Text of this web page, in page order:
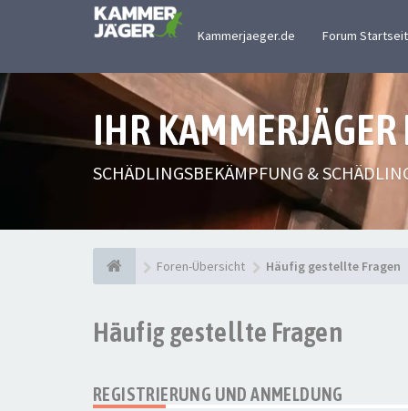
Kammerjaeger.de Forum
IHR
SCHÄDLINGSBEKÄMPFUNG &
Foren-Übersicht Häufig gestellte Fragen
Häufig gestellte Fragen
REGISTRIERUNG UND ANMELDUNG